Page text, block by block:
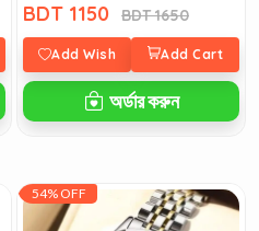
BDT 1150 BDT 1650
Add Wish Add Cart
অর্ডার করুন
54% OFF